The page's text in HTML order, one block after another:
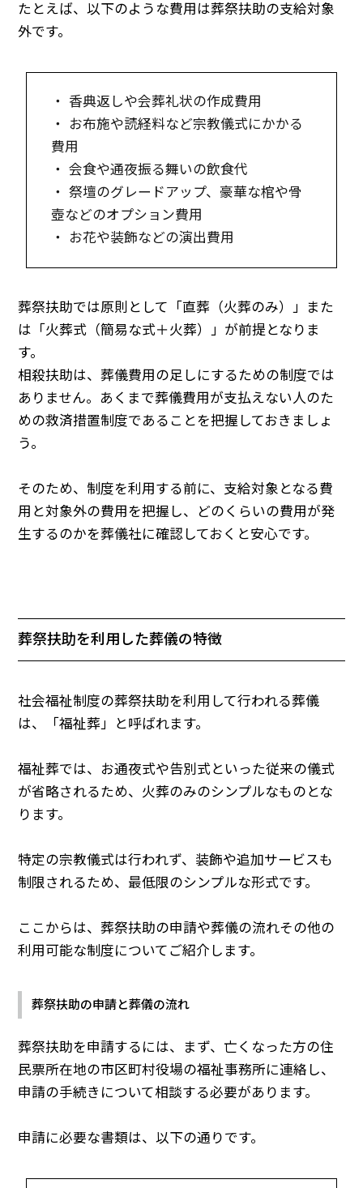
たとえば、以下のような費用は葬祭扶助の支給対象
外です。
・ 香典返しや会葬礼状の作成費用
・ お布施や読経料など宗教儀式にかかる
費用
・ 会食や通夜振る舞いの飲食代
・ 祭壇のグレードアップ、豪華な棺や骨
壺などのオプション費用
・ お花や装飾などの演出費用
葬祭扶助では原則として「直葬（火葬のみ）」また
は「火葬式（簡易な式＋火葬）」が前提となりま
す。
相殺扶助は、葬儀費用の足しにするための制度では
ありません。あくまで葬儀費用が支払えない人のた
めの救済措置制度であることを把握しておきましょ
う。
そのため、制度を利用する前に、支給対象となる費
用と対象外の費用を把握し、どのくらいの費用が発
生するのかを葬儀社に確認しておくと安心です。
葬祭扶助を利用した葬儀の特徴
社会福祉制度の葬祭扶助を利用して行われる葬儀
は、「福祉葬」と呼ばれます。
福祉葬では、お通夜式や告別式といった従来の儀式
が省略されるため、火葬のみのシンプルなものとな
ります。
特定の宗教儀式は行われず、装飾や追加サービスも
制限されるため、最低限のシンプルな形式です。
ここからは、葬祭扶助の申請や葬儀の流れその他の
利用可能な制度についてご紹介します。
葬祭扶助の申請と葬儀の流れ
葬祭扶助を申請するには、まず、亡くなった方の住
民票所在地の市区町村役場の福祉事務所に連絡し、
申請の手続きについて相談する必要があります。
申請に必要な書類は、以下の通りです。